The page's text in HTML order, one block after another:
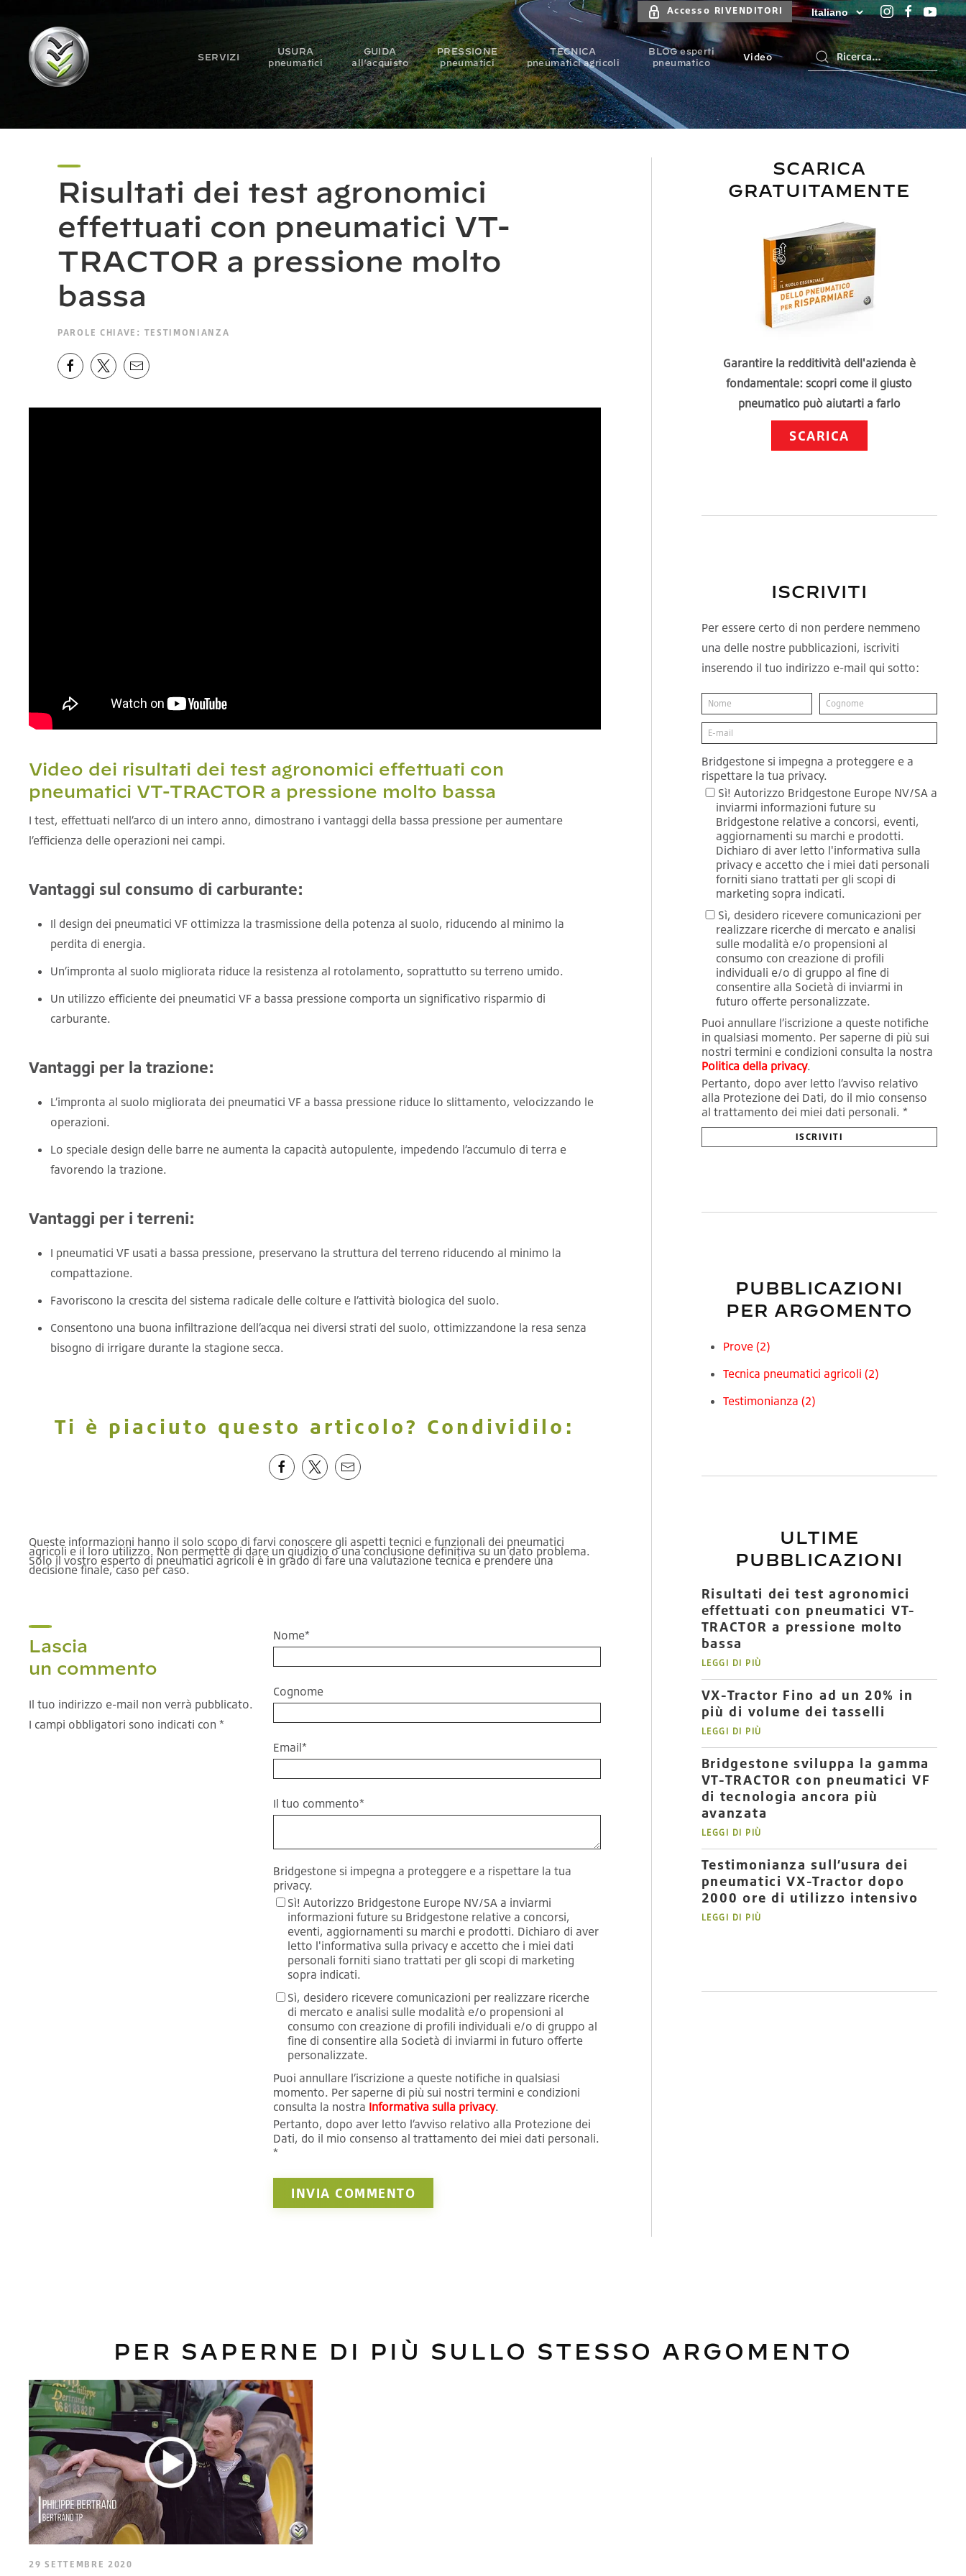
Accesso RIVENDITORI
SERVIZI
USURA
pneumatici
GUIDA
all’acquisto
PRESSIONE
pneumatici
TECNICA
pneumatici agricoli
BLOG esperti
pneumatico
Video
Risultati dei test agronomici
effettuati con pneumatici VT-
TRACTOR a pressione molto
bassa
PAROLE CHIAVE: TESTIMONIANZA
Video dei risultati dei test agronomici effettuati con
pneumatici VT-TRACTOR a pressione molto bassa
I test, effettuati nell’arco di un intero anno, dimostrano i vantaggi della bassa pressione per aumentare
l’efficienza delle operazioni nei campi.
Vantaggi sul consumo di carburante:
Il design dei pneumatici VF ottimizza la trasmissione della potenza al suolo, riducendo al minimo la
perdita di energia.
Un’impronta al suolo migliorata riduce la resistenza al rotolamento, soprattutto su terreno umido.
Un utilizzo efficiente dei pneumatici VF a bassa pressione comporta un significativo risparmio di
carburante.
Vantaggi per la trazione:
L’impronta al suolo migliorata dei pneumatici VF a bassa pressione riduce lo slittamento, velocizzando le
operazioni.
Lo speciale design delle barre ne aumenta la capacità autopulente, impedendo l’accumulo di terra e
favorendo la trazione.
Vantaggi per i terreni:
I pneumatici VF usati a bassa pressione, preservano la struttura del terreno riducendo al minimo la
compattazione.
Favoriscono la crescita del sistema radicale delle colture e l’attività biologica del suolo.
Consentono una buona infiltrazione dell’acqua nei diversi strati del suolo, ottimizzandone la resa senza
bisogno di irrigare durante la stagione secca.
Ti è piaciuto questo articolo? Condividilo:
Queste informazioni hanno il solo scopo di farvi conoscere gli aspetti tecnici e funzionali dei pneumatici
agricoli e il loro utilizzo. Non permette di dare un giudizio o una conclusione definitiva su un dato problema.
Solo il vostro esperto di pneumatici agricoli è in grado di fare una valutazione tecnica e prendere una
decisione finale, caso per caso.
Lascia
un commento
Il tuo indirizzo e-mail non verrà pubblicato.
I campi obbligatori sono indicati con *
Nome*
Cognome
Email*
Il tuo commento*
Bridgestone si impegna a proteggere e a rispettare la tua
privacy.
Sì! Autorizzo Bridgestone Europe NV/SA a inviarmi
informazioni future su Bridgestone relative a concorsi,
eventi, aggiornamenti su marchi e prodotti. Dichiaro di aver
letto l'informativa sulla privacy e accetto che i miei dati
personali forniti siano trattati per gli scopi di marketing
sopra indicati.
Sì, desidero ricevere comunicazioni per realizzare ricerche
di mercato e analisi sulle modalità e/o propensioni al
consumo con creazione di profili individuali e/o di gruppo al
fine di consentire alla Società di inviarmi in futuro offerte
personalizzate.
Puoi annullare l’iscrizione a queste notifiche in qualsiasi
momento. Per saperne di più sui nostri termini e condizioni
consulta la nostra Informativa sulla privacy.
Pertanto, dopo aver letto l’avviso relativo alla Protezione dei
Dati, do il mio consenso al trattamento dei miei dati personali.
*
SCARICA
GRATUITAMENTE
Garantire la redditività dell'azienda è
fondamentale: scopri come il giusto
pneumatico può aiutarti a farlo
SCARICA
ISCRIVITI
Per essere certo di non perdere nemmeno
una delle nostre pubblicazioni, iscriviti
inserendo il tuo indirizzo e-mail qui sotto:
Bridgestone si impegna a proteggere e a
rispettare la tua privacy.
Sì! Autorizzo Bridgestone Europe NV/SA a
inviarmi informazioni future su
Bridgestone relative a concorsi, eventi,
aggiornamenti su marchi e prodotti.
Dichiaro di aver letto l'informativa sulla
privacy e accetto che i miei dati personali
forniti siano trattati per gli scopi di
marketing sopra indicati.
Sì, desidero ricevere comunicazioni per
realizzare ricerche di mercato e analisi
sulle modalità e/o propensioni al
consumo con creazione di profili
individuali e/o di gruppo al fine di
consentire alla Società di inviarmi in
futuro offerte personalizzate.
Puoi annullare l’iscrizione a queste notifiche
in qualsiasi momento. Per saperne di più sui
nostri termini e condizioni consulta la nostra
Politica della privacy.
Pertanto, dopo aver letto l’avviso relativo
alla Protezione dei Dati, do il mio consenso
al trattamento dei miei dati personali. *
PUBBLICAZIONI
PER ARGOMENTO
Prove (2)
Tecnica pneumatici agricoli (2)
Testimonianza (2)
ULTIME
PUBBLICAZIONI
Risultati dei test agronomici
effettuati con pneumatici VT-
TRACTOR a pressione molto
bassa
LEGGI DI PIÙ
VX-Tractor Fino ad un 20% in
più di volume dei tasselli
LEGGI DI PIÙ
Bridgestone sviluppa la gamma
VT-TRACTOR con pneumatici VF
di tecnologia ancora più
avanzata
LEGGI DI PIÙ
Testimonianza sull’usura dei
pneumatici VX-Tractor dopo
2000 ore di utilizzo intensivo
LEGGI DI PIÙ
PER SAPERNE DI PIÙ SULLO STESSO ARGOMENTO
29 SETTEMBRE 2020